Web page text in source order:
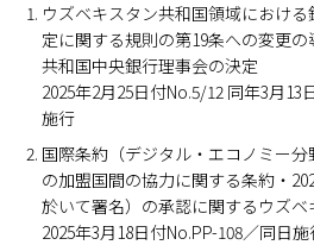
ウズベキスタン共和国領域におけ
定に関する規則の第19条への変更
共和国中央銀行理事会の決定
2025年2月25日付No.5/12 同年3月13
施行
国際条約（デジタル・エコノミー
の加盟国間の協力に関する条約・
於いて署名）の承認に関するウズ
2025年3月18日付No.PP-108／同日施